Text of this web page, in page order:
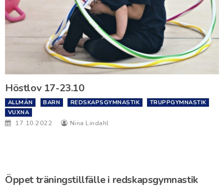
Höstlov 17-23.10
ALLMÄN BARN REDSKAPSGYMNASTIK
TRUPPGYMNASTIK
VUXNA
17.10.2022 Nina Lindahl
Öppet träningstillfälle i redskapsgymnastik